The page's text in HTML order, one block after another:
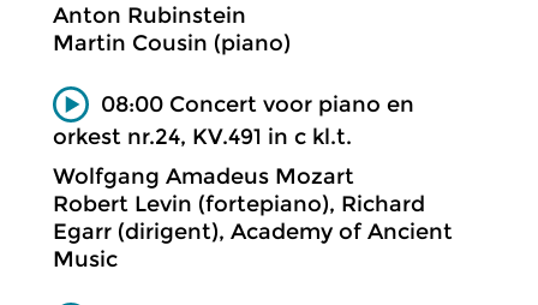
Anton Rubinstein
Martin Cousin (piano)
08:00 Concert voor piano en
orkest nr.24, KV.491 in c kl.t.
Wolfgang Amadeus Mozart
Robert Levin (fortepiano), Richard
Egarr (dirigent), Academy of Ancient
Music